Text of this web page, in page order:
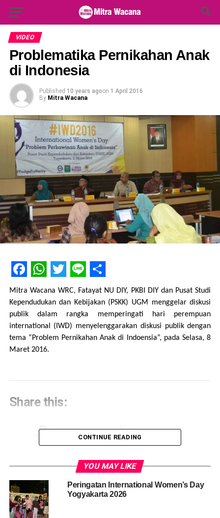
for:
VIDEO
Problematika Pernikahan Anak
di Indonesia
Published 10 years agoon 1 April 2016
By Mitra Wacana
Facebook
WhatsApp
Twitter
LineShare
Mitra Wacana WRC, Fatayat NU DIY, PKBI DIY dan Pusat Studi
Kependudukan dan Kebijakan (PSKK) UGM menggelar diskusi
publik dalam rangka memperingati hari perempuan
international (IWD) menyelenggarakan diskusi publik dengan
tema “Problem Pernikahan Anak di Indoensia”, pada Selasa, 8
Maret 2016.
Share this:
Facebook X
Like this:
Loading...
CONTINUE READING
YOU MAY LIKE
Peringatan International Women’s Day
Yogyakarta 2026